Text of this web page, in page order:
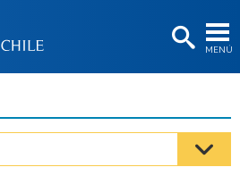
MENÚ
BIBLIOTECAS
Estudiantes